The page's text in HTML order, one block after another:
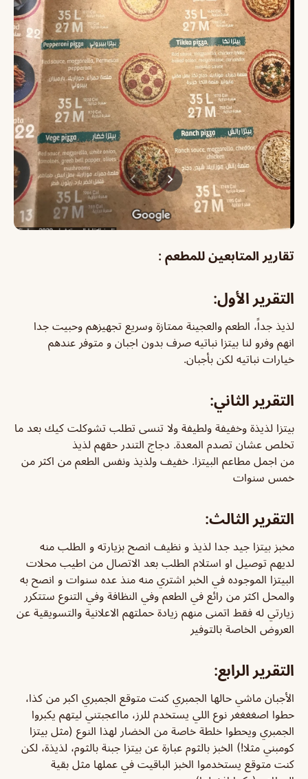
تقارير المتابعين للمطعم :
التقرير الأول:
لذيذ جداً، الطعم والعجينة ممتازة وسريع تجهيزهم وحبيت جدا
انهم وفرو لنا بيتزا نباتيه صرف بدون اجبان و متوفر عندهم
خيارات نباتيه لكن بأجبان.
التقرير الثاني:
بيتزا لذيذة وخفيفة ولطيفة ولا تنسى تطلب تشوكلت كيك بعد ما
تخلص عشان تصدم المعدة. دجاج التندر حقهم لذيذ
من اجمل مطاعم البيتزا. خفيف ولذيذ ونفس الطعم من اكثر من
خمس سنوات
التقرير الثالث:
مخبز بيتزا جيد جدا لذيذ و نظيف انصح بزيارته و الطلب منه
لديهم توصيل او استلام الطلب بعد الاتصال من اطيب محلات
البيتزا الموجوده في الخبر اشتري منه منذ عده سنوات و انصح به
والمحل اكثر من رائع في الطعم وفي النظافة وفي التنوع ستتكرر
زيارتي له فقط اتمنى منهم زيادة حملتهم الاعلانية والتسويقية عن
العروض الخاصة بالتوفير
التقرير الرابع:
الأجبان ماشي حالها الجمبري كنت متوقع الجمبري اكبر من كذا،
حطوا اصغغغغر نوع اللي يستخدم للرز، مااعجبتني ليتهم يكبروا
الجمبري ويحطوا خلطة خاصة من الخضار لهذا النوع (مثل بيتزا
كومبني مثلا!) الخبز بالثوم عبارة عن بيتزا جبنة بالثوم، لذيذة، لكن
كنت متوقع يستخدموا الخبز الباقيت في عملها مثل بقية